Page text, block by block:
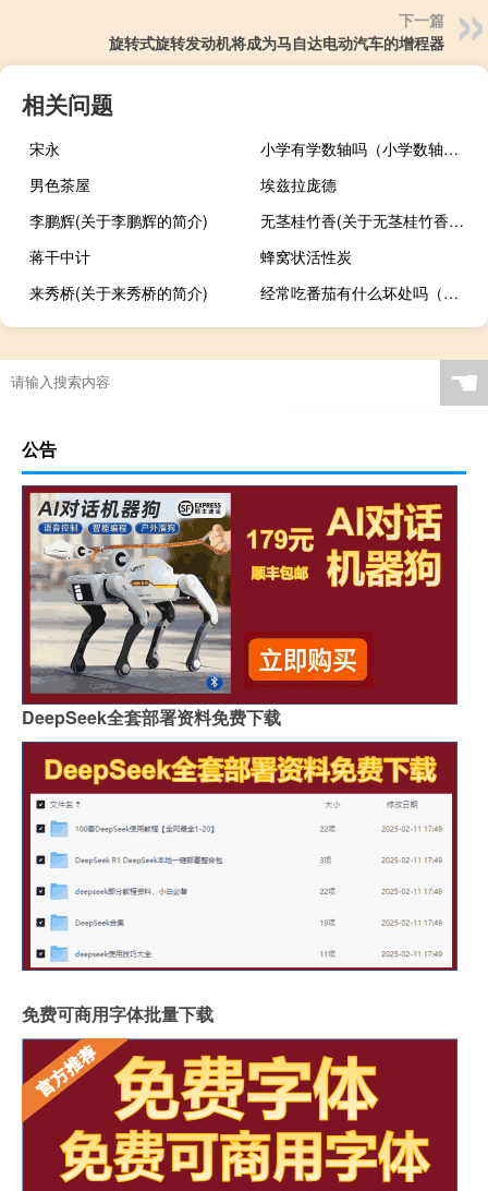
下一篇
旋转式旋转发动机将成为马自达电动汽车的增程器
相关问题
宋永
小学有学数轴吗（小学数轴的教学定义）
男色茶屋
埃兹拉庞德
李鹏辉(关于李鹏辉的简介)
无茎桂竹香(关于无茎桂竹香的简介)
蒋干中计
蜂窝状活性炭
来秀桥(关于来秀桥的简介)
经常吃番茄有什么坏处吗（经常吃番茄有什么好处）
☚
公告
DeepSeek全套部署资料免费下载
免费可商用字体批量下载